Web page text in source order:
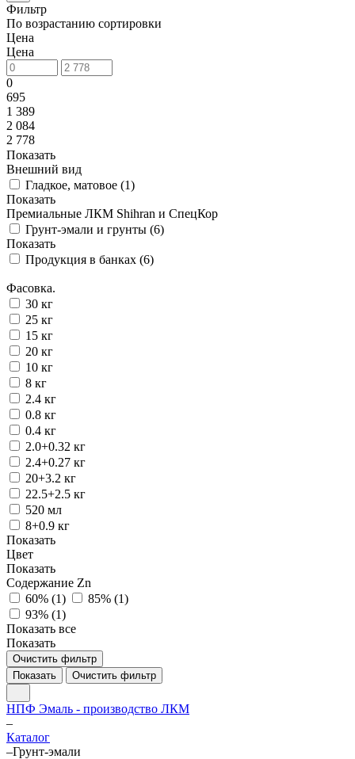
Фильтр
По возрастанию сортировки
Цена
Цена
0
695
1 389
2 084
2 778
Показать
Внешний вид
Гладкое, матовое (1)
Показать
Премиальные ЛКМ Shihran и СпецКор
Грунт-эмали и грунты (6)
Показать
Продукция в банках (6)
Фасовка.
30 кг
25 кг
15 кг
20 кг
10 кг
8 кг
2.4 кг
0.8 кг
0.4 кг
2.0+0.32 кг
2.4+0.27 кг
20+3.2 кг
22.5+2.5 кг
520 мл
8+0.9 кг
Показать
Цвет
Показать
Содержание Zn
60% (1) 85% (1)
93% (1)
Показать все
Показать
Очистить фильтр
Показать
Очистить фильтр
НПФ Эмаль - производство ЛКМ
–
Каталог
–Грунт-эмали